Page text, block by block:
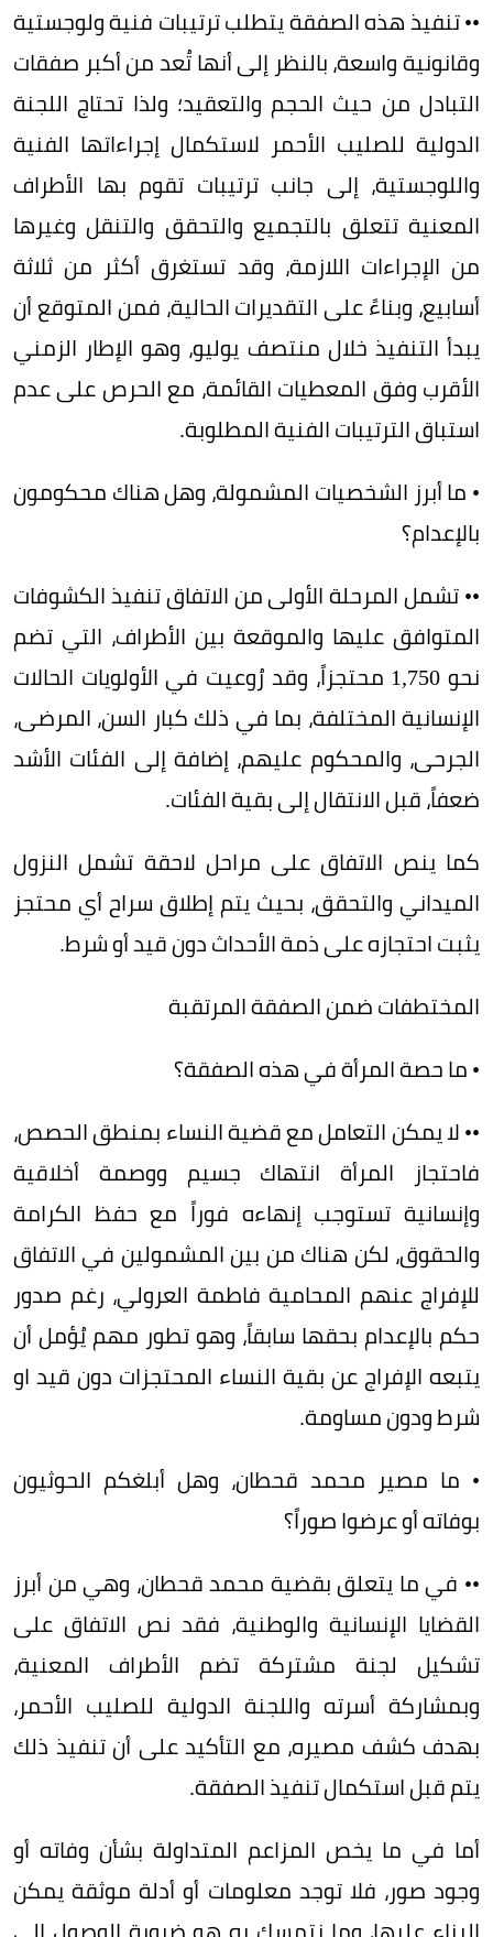
•• تنفيذ هذه الصفقة يتطلب ترتيبات فنية ولوجستية
وقانونية واسعة، بالنظر إلى أنها تُعد من أكبر صفقات
التبادل من حيث الحجم والتعقيد؛ ولذا تحتاج اللجنة
الدولية للصليب الأحمر لاستكمال إجراءاتها الفنية
واللوجستية، إلى جانب ترتيبات تقوم بها الأطراف
المعنية تتعلق بالتجميع والتحقق والتنقل وغيرها
من الإجراءات اللازمة، وقد تستغرق أكثر من ثلاثة
أسابيع، وبناءً على التقديرات الحالية، فمن المتوقع أن
يبدأ التنفيذ خلال منتصف يوليو، وهو الإطار الزمني
الأقرب وفق المعطيات القائمة، مع الحرص على عدم
استباق الترتيبات الفنية المطلوبة.
• ما أبرز الشخصيات المشمولة، وهل هناك محكومون
بالإعدام؟
•• تشمل المرحلة الأولى من الاتفاق تنفيذ الكشوفات
المتوافق عليها والموقعة بين الأطراف، التي تضم
نحو 1,750 محتجزاً، وقد رُوعيت في الأولويات الحالات
الإنسانية المختلفة، بما في ذلك كبار السن، المرضى،
الجرحى، والمحكوم عليهم، إضافة إلى الفئات الأشد
ضعفاً، قبل الانتقال إلى بقية الفئات.
كما ينص الاتفاق على مراحل لاحقة تشمل النزول
الميداني والتحقق، بحيث يتم إطلاق سراح أي محتجز
يثبت احتجازه على ذمة الأحداث دون قيد أو شرط.
المختطفات ضمن الصفقة المرتقبة
• ما حصة المرأة في هذه الصفقة؟
•• لا يمكن التعامل مع قضية النساء بمنطق الحصص،
فاحتجاز المرأة انتهاك جسيم ووصمة أخلاقية
وإنسانية تستوجب إنهاءه فوراً مع حفظ الكرامة
والحقوق، لكن هناك من بين المشمولين في الاتفاق
للإفراج عنهم المحامية فاطمة العرولي، رغم صدور
حكم بالإعدام بحقها سابقاً، وهو تطور مهم يُؤمل أن
يتبعه الإفراج عن بقية النساء المحتجزات دون قيد او
شرط ودون مساومة.
• ما مصير محمد قحطان، وهل أبلغكم الحوثيون
بوفاته أو عرضوا صوراً؟
•• في ما يتعلق بقضية محمد قحطان، وهي من أبرز
القضايا الإنسانية والوطنية، فقد نص الاتفاق على
تشكيل لجنة مشتركة تضم الأطراف المعنية،
وبمشاركة أسرته واللجنة الدولية للصليب الأحمر،
بهدف كشف مصيره، مع التأكيد على أن تنفيذ ذلك
يتم قبل استكمال تنفيذ الصفقة.
أما في ما يخص المزاعم المتداولة بشأن وفاته أو
وجود صور، فلا توجد معلومات أو أدلة موثقة يمكن